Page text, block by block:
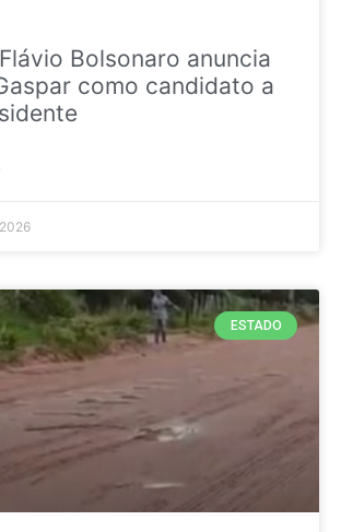
Bolsonaro anuncia
como candidato a
ESTADO